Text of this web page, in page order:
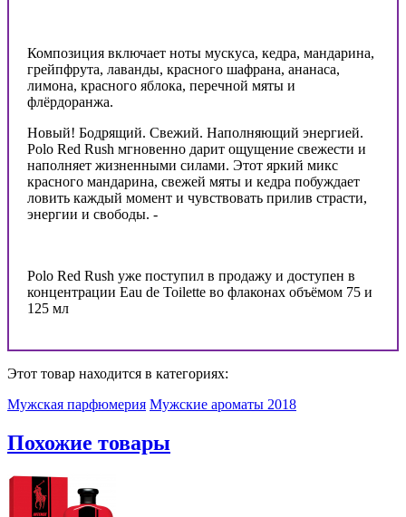
Композиция включает ноты мускуса, кедра, мандарина,
грейпфрута, лаванды, красного шафрана, ананаса,
лимона, красного яблока, перечной мяты и
флёрдоранжа.
Новый! Бодрящий. Свежий. Наполняющий энергией.
Polo Red Rush мгновенно дарит ощущение свежести и
наполняет жизненными силами. Этот яркий микс
красного мандарина, свежей мяты и кедра побуждает
ловить каждый момент и чувствовать прилив страсти,
энергии и свободы. -
Polo Red Rush уже поступил в продажу и доступен в
концентрации Eau de Toilette во флаконах объёмом 75 и
125 мл
Этот товар находится в категориях:
Мужская парфюмерия Мужские ароматы 2018
Похожие товары